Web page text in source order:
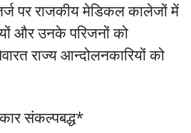
पर राजकीय मेडिकल कालेजों में
और उनके परिजनों को
राज्य आन्दोलनकारियों को
संकल्पबद्ध*